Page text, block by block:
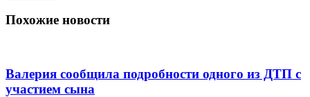
Похожие новости
Валерия сообщила подробности одного из ДТП с
участием сына